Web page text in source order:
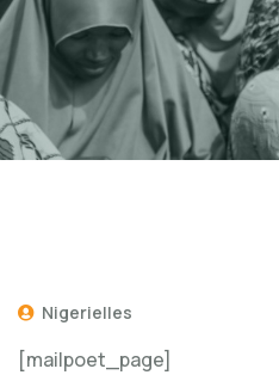
Nigerielles
[mailpoet_page]